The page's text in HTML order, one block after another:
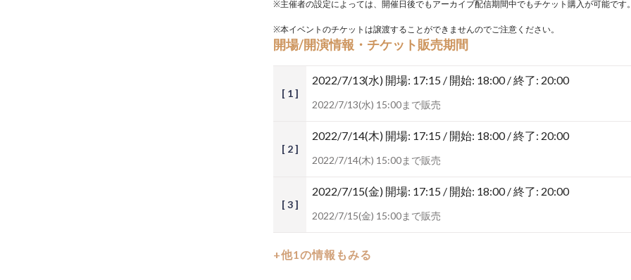
※主催者の設定によっては、開催日後でもアーカイブ配信期間中でもチケット購入が可能です。
※本イベントのチケットは譲渡することができませんのでご注意ください。
開場/開演情報・チケット販売期間
[ 1 ]
2022/7/13(水) 開場: 17:15 / 開始: 18:00 / 終了: 20:00
2022/7/13(水) 15:00まで販売
[ 2 ]
2022/7/14(木) 開場: 17:15 / 開始: 18:00 / 終了: 20:00
2022/7/14(木) 15:00まで販売
[ 3 ]
2022/7/15(金) 開場: 17:15 / 開始: 18:00 / 終了: 20:00
2022/7/15(金) 15:00まで販売
+他1の情報もみる